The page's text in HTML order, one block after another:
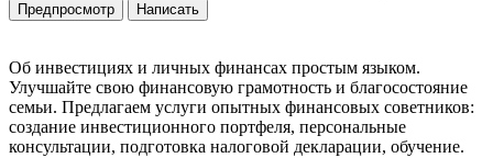
Об инвестициях и личных финансах простым языком.
Улучшайте свою финансовую грамотность и благосостояние
семьи. Предлагаем услуги опытных финансовых советников:
создание инвестиционного портфеля, персональные
консультации, подготовка налоговой декларации, обучение.